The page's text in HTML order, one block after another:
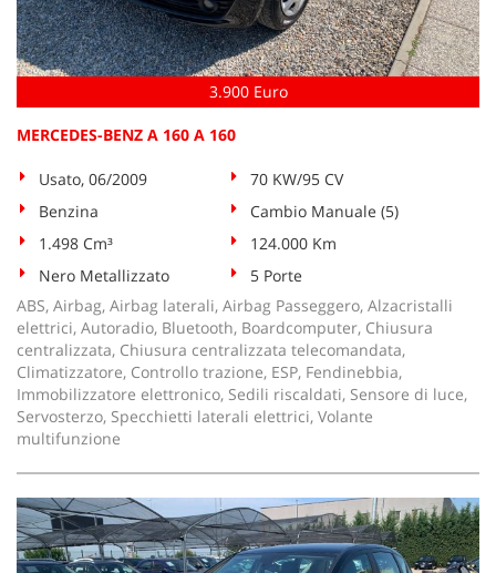
3.900 Euro
MERCEDES-BENZ A 160 A 160
Usato, 06/2009
70 KW/95 CV
Benzina
Cambio Manuale (5)
1.498 Cm³
124.000 Km
Nero Metallizzato
5 Porte
ABS, Airbag, Airbag laterali, Airbag Passeggero, Alzacristalli
elettrici, Autoradio, Bluetooth, Boardcomputer, Chiusura
centralizzata, Chiusura centralizzata telecomandata,
Climatizzatore, Controllo trazione, ESP, Fendinebbia,
Immobilizzatore elettronico, Sedili riscaldati, Sensore di luce,
Servosterzo, Specchietti laterali elettrici, Volante
multifunzione
Cookie necessari
Cookie per il miglioramento dell'esperienza utente
Cookie analitici
Cookie di marketing
Leggi
la
cookie
Salva
le
impostazioni